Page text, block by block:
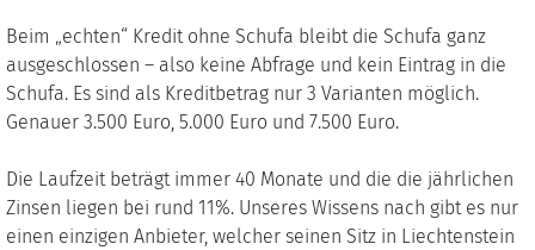
Beim „echten“ Kredit ohne Schufa bleibt die Schufa ganz
ausgeschlossen – also keine Abfrage und kein Eintrag in die
Schufa. Es sind als Kreditbetrag nur 3 Varianten möglich.
Genauer 3.500 Euro, 5.000 Euro und 7.500 Euro.
Die Laufzeit beträgt immer 40 Monate und die die jährlichen
Zinsen liegen bei rund 11%. Unseres Wissens nach gibt es nur
einen einzigen Anbieter, welcher seinen Sitz in Liechtenstein